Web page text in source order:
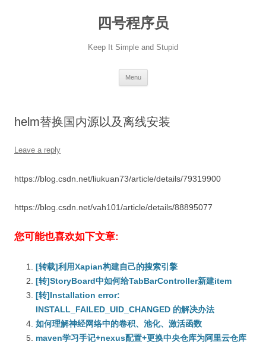
四号程序员
Keep It Simple and Stupid
Menu
helm替换国内源以及离线安装
Leave a reply
https://blog.csdn.net/liukuan73/article/details/79319900
https://blog.csdn.net/vah101/article/details/88895077
您可能也喜欢如下文章:
[转载]利用Xapian构建自己的搜索引擎
[转]StoryBoard中如何给TabBarController新建item
[转]Installation error:
INSTALL_FAILED_UID_CHANGED 的解决办法
如何理解神经网络中的卷积、池化、激活函数
maven学习手记+nexus配置+更换中央仓库为阿里云仓库